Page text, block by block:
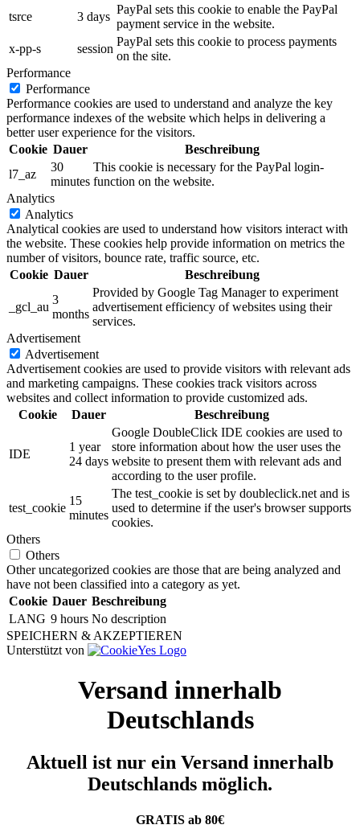
tsrce
3 days
PayPal sets this cookie to enable the PayPal
payment service in the website.
x-pp-s
session
PayPal sets this cookie to process payments
on the site.
Performance
Performance
Performance cookies are used to understand and analyze the key
performance indexes of the website which helps in delivering a
better user experience for the visitors.
Cookie Dauer
Beschreibung
l7_az
30
minutes
This cookie is necessary for the PayPal login-
function on the website.
Analytics
Analytics
Analytical cookies are used to understand how visitors interact with
the website. These cookies help provide information on metrics the
number of visitors, bounce rate, traffic source, etc.
Cookie Dauer Beschreibung
_gcl_au
3
months
Provided by Google Tag Manager to experiment
advertisement efficiency of websites using their
services.
Advertisement
Advertisement
Advertisement cookies are used to provide visitors with relevant ads
and marketing campaigns. These cookies track visitors across
websites and collect information to provide customized ads.
Cookie
Dauer Beschreibung
IDE
1 year
24 days
Google DoubleClick IDE cookies are used to
store information about how the user uses the
website to present them with relevant ads and
according to the user profile.
test_cookie
15
minutes
The test_cookie is set by doubleclick.net and is
used to determine if the user's browser supports
cookies.
Others
Others
Other uncategorized cookies are those that are being analyzed and
have not been classified into a category as yet.
Cookie Dauer Beschreibung
LANG 9 hours No description
SPEICHERN & AKZEPTIEREN
Unterstützt von
Versand innerhalb
Deutschlands
Aktuell ist nur ein Versand innerhalb
Deutschlands möglich.
GRATIS ab 80€